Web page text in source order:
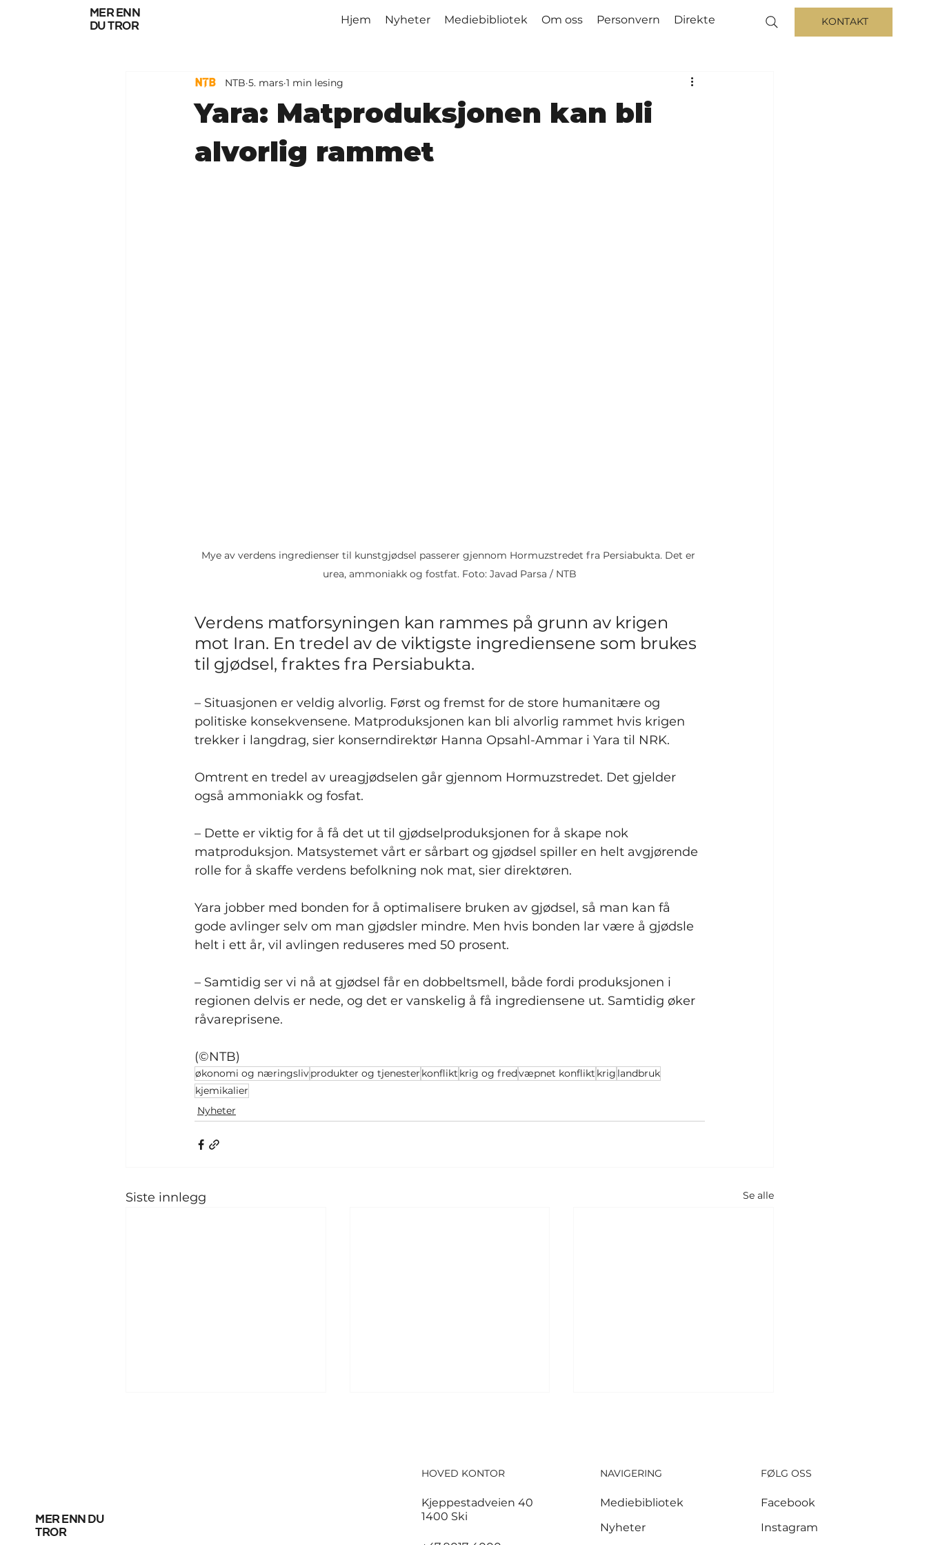
mer enn
du tror
Hjem Nyheter Mediebibliotek Om oss Personvern Direkte KONTAKT
Yara: Matproduksjonen kan bli
alvorlig rammet
NTB 5. mars 1 min lesing
Mye av verdens ingredienser til kunstgjødsel passerer gjennom Hormuzstredet fra Persiabukta. Det er
urea, ammoniakk og fostfat. Foto: Javad Parsa / NTB
Verdens matforsyningen kan rammes på grunn av krigen
mot Iran. En tredel av de viktigste ingrediensene som brukes
til gjødsel, fraktes fra Persiabukta.
– Situasjonen er veldig alvorlig. Først og fremst for de store humanitære og
politiske konsekvensene. Matproduksjonen kan bli alvorlig rammet hvis krigen
trekker i langdrag, sier konserndirektør Hanna Opsahl-Ammar i Yara til NRK.
Omtrent en tredel av ureagjødselen går gjennom Hormuzstredet. Det gjelder
også ammoniakk og fosfat.
– Dette er viktig for å få det ut til gjødselproduksjonen for å skape nok
matproduksjon. Matsystemet vårt er sårbart og gjødsel spiller en helt avgjørende
rolle for å skaffe verdens befolkning nok mat, sier direktøren.
Yara jobber med bonden for å optimalisere bruken av gjødsel, så man kan få
gode avlinger selv om man gjødsler mindre. Men hvis bonden lar være å gjødsle
helt i ett år, vil avlingen reduseres med 50 prosent.
– Samtidig ser vi nå at gjødsel får en dobbeltsmell, både fordi produksjonen i
regionen delvis er nede, og det er vanskelig å få ingrediensene ut. Samtidig øker
råvareprisene.
(©NTB)
økonomi og næringslivprodukter og tjenester konflikt krig og fredvæpnet konflikt krig landbruk
kjemikalier
Nyheter
Siste innlegg Se alle
Forsker ber
mer enn du
tror
HOVED KONTOR
Kjeppestadveien 40
1400 Ski
NAVIGERING
Mediebibliotek
Nyheter
FØLG OSS
Facebook
Instagram